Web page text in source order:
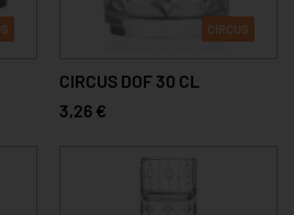
CIRCUS
CIRCUS DOF 30 CL
3,26 €